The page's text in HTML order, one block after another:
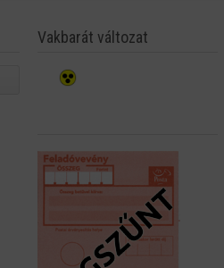
Vakbarát változat